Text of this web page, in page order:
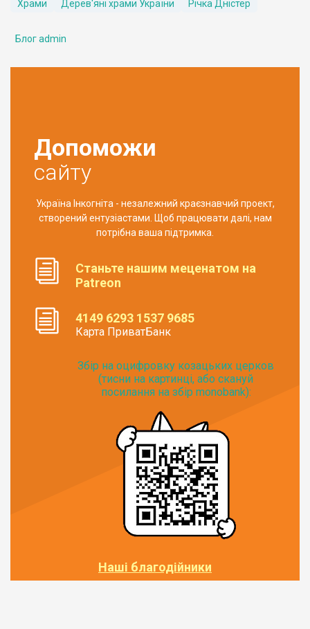
Храми Дерев'яні храми України Річка Дністер
Блог admin
Допоможи
сайту
Україна Інкогніта - незалежний краєзнавчий проект,
створений ентузіастами. Щоб працювати далі, нам
потрібна ваша підтримка.
Станьте нашим меценатом на
Patreon
4149 6293 1537 9685
Карта ПриватБанк
Збір на оцифровку козацьких церков
(тисни на картинці, або скануй
посилання на збір monobank):
Наші благодійники